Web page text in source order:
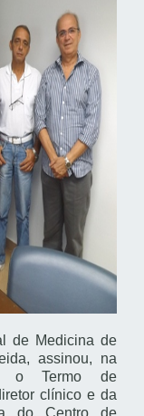
de Medicina de
assinou, na
o Termo de
clínico e da